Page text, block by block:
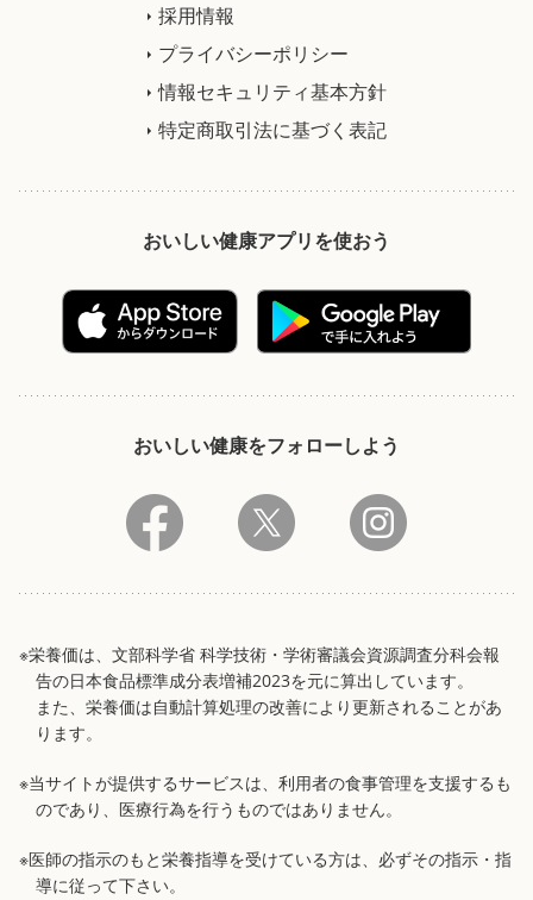
採用情報
プライバシーポリシー
情報セキュリティ基本方針
特定商取引法に基づく表記
おいしい健康アプリを使おう
おいしい健康をフォローしよう
※栄養価は、文部科学省 科学技術・学術審議会資源調査分科会報
告の日本食品標準成分表増補2023を元に算出しています。
また、栄養価は自動計算処理の改善により更新されることがあ
ります。
※当サイトが提供するサービスは、利用者の食事管理を支援するも
のであり、医療行為を行うものではありません。
※医師の指示のもと栄養指導を受けている方は、必ずその指示・指
導に従って下さい。